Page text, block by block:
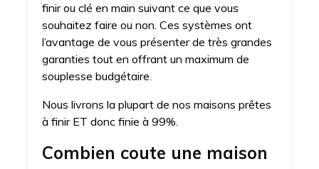
finir ou clé en main suivant ce que vous
souhaitez faire ou non. Ces systèmes ont
l’avantage de vous présenter de très grandes
garanties tout en offrant un maximum de
souplesse budgétaire.
Nous livrons la plupart de nos maisons prêtes
à finir ET donc finie à 99%.
Combien coute une maison